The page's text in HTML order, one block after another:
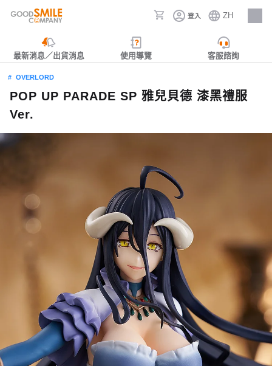
登入 ZH
人才招募
最新消息／出貨消息 使用導覽 客服諮詢
OVERLORD
POP UP PARADE SP 雅兒貝德 漆黑禮服
Ver.